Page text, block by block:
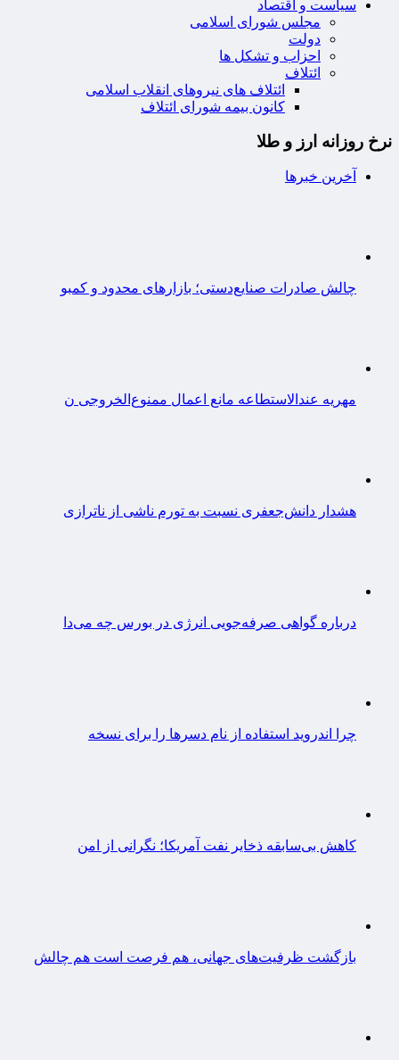
سیاست و اقتصاد
مجلس شورای اسلامی
دولت
احزاب و تشکل ها
ائتلاف
ائتلاف های نیروهای انقلاب اسلامی
کانون بیمه شورای ائتلاف
نرخ روزانه ارز و طلا
آخرین خبرها
چالش صادرات صنایع‌دستی؛ بازارهای محدود و کمبو
مهریه عندالاستطاعه مانع اعمال ممنوع‌الخروجی ن
هشدار دانش‌جعفری نسبت به تورم ناشی از ناترازی
درباره گواهی صرفه‌جویی انرژی در بورس چه می‌دا
چرا اندروید استفاده از نام دسرها را برای نسخه
کاهش بی‌سابقه ذخایر نفت آمریکا؛ نگرانی از امن
بازگشت ظرفیت‌های جهانی، هم فرصت است هم چالش